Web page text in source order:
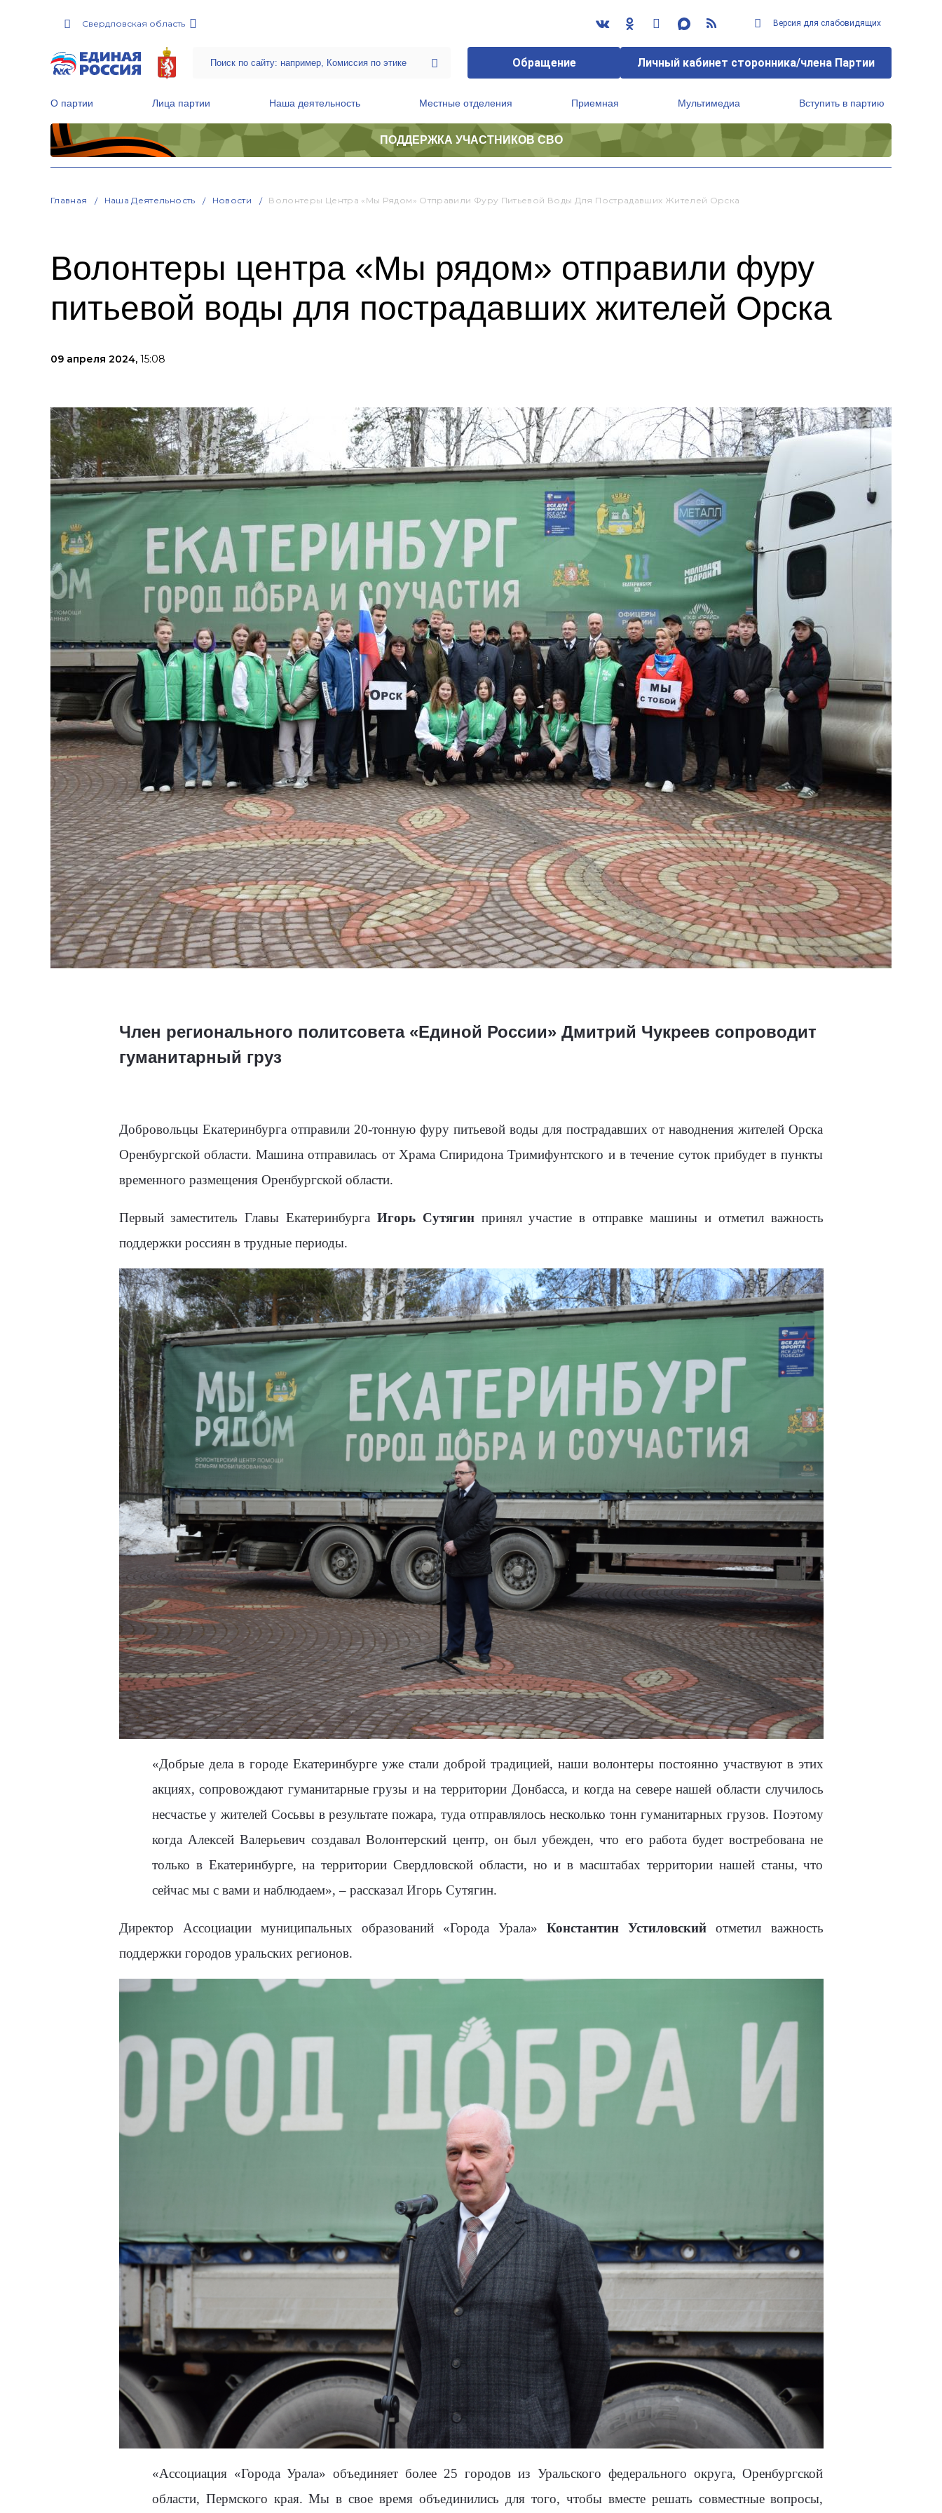
Свердловская область Версия для слабовидящих
Обращение Личный кабинет сторонника/члена Партии
О партии Лица партии Наша деятельность Местные отделения Приемная Мультимедиа Вступить в партию
ПОДДЕРЖКА УЧАСТНИКОВ СВО
Главная Наша Деятельность Новости Волонтеры Центра «Мы Рядом» Отправили Фуру Питьевой Воды Для Пострадавших Жителей Орска
Волонтеры центра «Мы рядом» отправили фуру
питьевой воды для пострадавших жителей Орска
09 апреля 2024, 15:08
Член регионального политсовета «Единой России» Дмитрий Чукреев сопроводит
гуманитарный груз
Добровольцы Екатеринбурга отправили 20-тонную фуру питьевой воды для пострадавших от наводнения жителей Орска
Оренбургской области. Машина отправилась от Храма Спиридона Тримифунтского и в течение суток прибудет в пункты
временного размещения Оренбургской области.
Первый заместитель Главы Екатеринбурга Игорь Сутягинпринял участие в отправке машины и отметил важность
поддержки россиян в трудные периоды.
«Добрые дела в городе Екатеринбурге уже стали доброй традицией, наши волонтеры постоянно участвуют в этих
акциях, сопровождают гуманитарные грузы и на территории Донбасса, и когда на севере нашей области случилось
несчастье у жителей Сосьвы в результате пожара, туда отправлялось несколько тонн гуманитарных грузов. Поэтому
когда Алексей Валерьевич создавал Волонтерский центр, он был убежден, что его работа будет востребована не
только в Екатеринбурге, на территории Свердловской области, но и в масштабах территории нашей станы, что
сейчас мы с вами и наблюдаем», – рассказал Игорь Сутягин.
Директор Ассоциации муниципальных образований «Города Урала»Константин Устиловский отметил важность
поддержки городов уральских регионов.
«Ассоциация «Города Урала» объединяет более 25 городов из Уральского федерального округа, Оренбургской
области, Пермского края. Мы в свое время объединились для того, чтобы вместе решать совместные вопросы,